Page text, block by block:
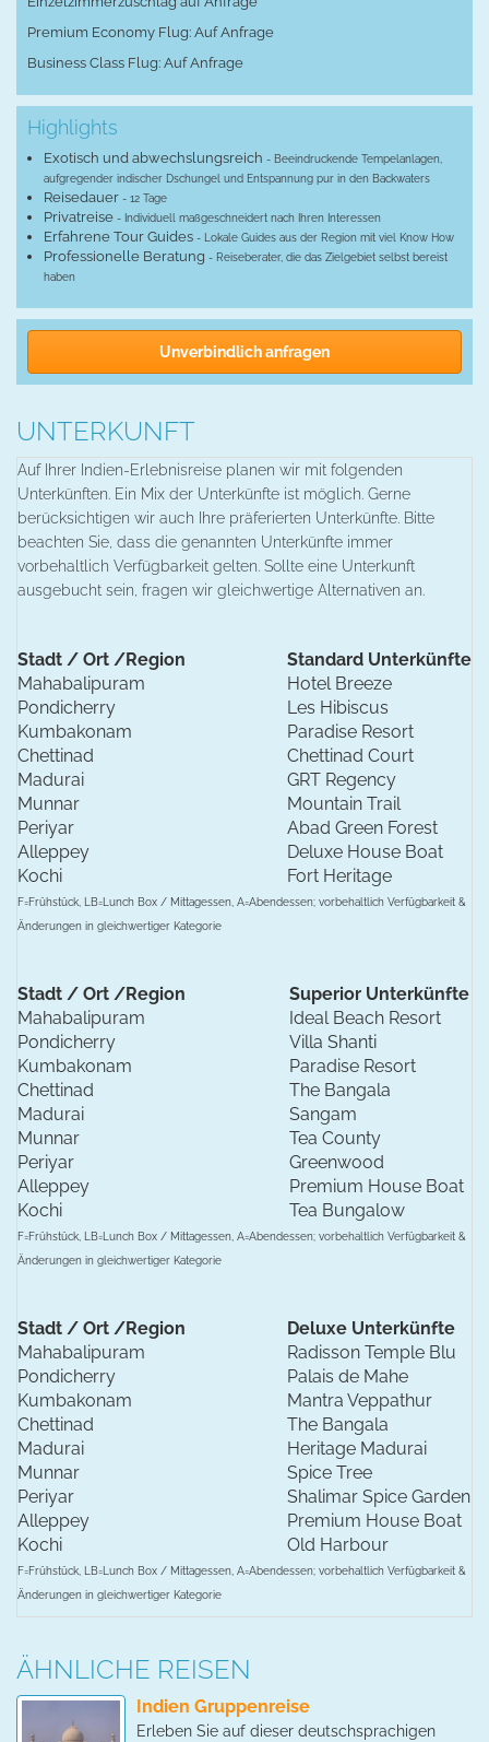
Premium Economy Flug: Auf Anfrage
Business Class Flug: Auf Anfrage
Highlights
Exotisch und abwechslungsreich - Beeindruckende Tempelanlagen,
aufgregender indischer Dschungel und Entspannung pur in den Backwaters
Reisedauer - 12 Tage
Privatreise - Individuell maßgeschneidert nach Ihren Interessen
Erfahrene Tour Guides - Lokale Guides aus der Region mit viel Know How
Professionelle Beratung - Reiseberater, die das Zielgebiet selbst bereist
haben
Unverbindlich anfragen
UNTERKUNFT
Auf Ihrer Indien-Erlebnisreise planen wir mit folgenden
Unterkünften. Ein Mix der Unterkünfte ist möglich. Gerne
berücksichtigen wir auch Ihre präferierten Unterkünfte. Bitte
beachten Sie, dass die genannten Unterkünfte immer
vorbehaltlich Verfügbarkeit gelten. Sollte eine Unterkunft
ausgebucht sein, fragen wir gleichwertige Alternativen an.
Stadt / Ort /Region
Standard Unterkünfte
Mahabalipuram
Hotel Breeze
Pondicherry
Les Hibiscus
Kumbakonam
Paradise Resort
Chettinad
Chettinad Court
Madurai
GRT Regency
Munnar
Mountain Trail
Periyar
Abad Green Forest
Alleppey
Deluxe House Boat
Kochi
Fort Heritage
F=Frühstück, LB=Lunch Box / Mittagessen, A=Abendessen; vorbehaltlich Verfügbarkeit &
Änderungen in gleichwertiger Kategorie
Stadt / Ort /Region
Superior Unterkünfte
Mahabalipuram
Ideal Beach Resort
Pondicherry
Villa Shanti
Kumbakonam
Paradise Resort
Chettinad
The Bangala
Madurai
Sangam
Munnar
Tea County
Periyar
Greenwood
Alleppey
Premium House Boat
Kochi
Tea Bungalow
F=Frühstück, LB=Lunch Box / Mittagessen, A=Abendessen; vorbehaltlich Verfügbarkeit &
Änderungen in gleichwertiger Kategorie
Stadt / Ort /Region
Deluxe Unterkünfte
Mahabalipuram
Radisson Temple Blu
Pondicherry
Palais de Mahe
Kumbakonam
Mantra Veppathur
Chettinad
The Bangala
Madurai
Heritage Madurai
Munnar
Spice Tree
Periyar
Shalimar Spice Garden
Alleppey
Premium House Boat
Kochi
Old Harbour
F=Frühstück, LB=Lunch Box / Mittagessen, A=Abendessen; vorbehaltlich Verfügbarkeit &
Änderungen in gleichwertiger Kategorie
ÄHNLICHE REISEN
Indien Gruppenreise
Erleben Sie auf dieser deutschsprachigen